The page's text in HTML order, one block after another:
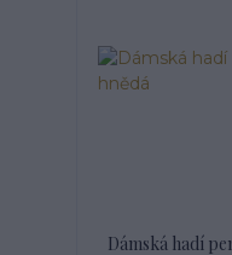
Dámská hadí